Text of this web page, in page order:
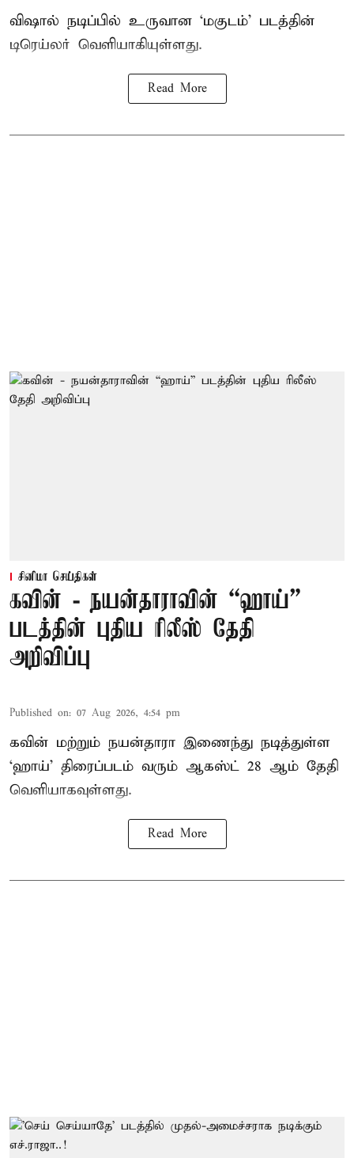
விஷால் நடிப்பில் உருவான ‘மகுடம்’ படத்தின்
டிரெய்லர் வெளியாகியுள்ளது.
Read More
சினிமா செய்திகள்
கவின் - நயன்தாராவின் “ஹாய்”
படத்தின் புதிய ரிலீஸ் தேதி
அறிவிப்பு
Published on: 07 Aug 2026, 4:54 pm
கவின் மற்றும் நயன்தாரா இணைந்து நடித்துள்ள
‘ஹாய்’ திரைப்படம் வரும் ஆகஸ்ட் 28 ஆம் தேதி
வெளியாகவுள்ளது.
Read More